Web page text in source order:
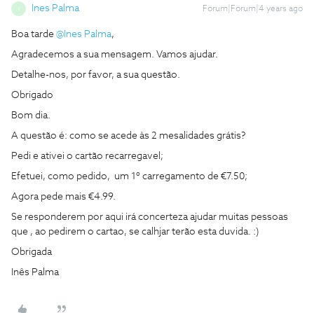
Ines Palma Forum|Forum|4 years ago
Boa tarde @Ines Palma,
Agradecemos a sua mensagem. Vamos ajudar.
Detalhe-nos, por favor, a sua questão.
Obrigado
Bom dia.
A questão é: como se acede às 2 mesalidades grátis?
Pedi e ativei o cartão recarregavel;
Efetuei, como pedido, um 1º carregamento de €7.50;
Agora pede mais €4.99.
Se responderem por aqui irá concerteza ajudar muitas pessoas
que , ao pedirem o cartao, se calhjar terão esta duvida. :)
Obrigada
Inês Palma